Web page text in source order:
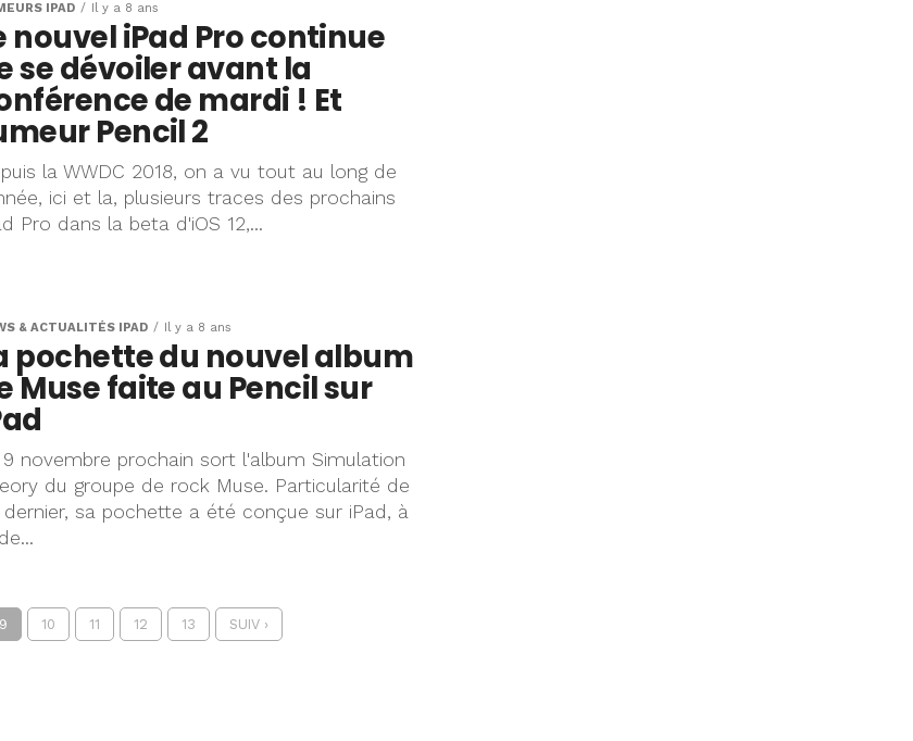
IPAD Il y a 8 ans
nouvel iPad Pro continue
se dévoiler avant la
de mardi ! Et
Pencil 2
la WWDC 2018, on a vu tout au long de
ici et la, plusieurs traces des prochains
Pro dans la beta d'iOS 12,...
& ACTUALITÉS IPAD Il y a 8 ans
pochette du nouvel album
Muse faite au Pencil sur
9 novembre prochain sort l'album Simulation
du groupe de rock Muse. Particularité de
dernier, sa pochette a été conçue sur iPad, à
9 10 11 12 13 SUIV ›